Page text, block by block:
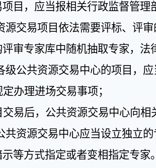
目，应当报相关行政监督管理
源交易项目依法需要评标、评
审专家库中随机抽取专家，法
级公共资源交易中心的项目，应
定办理进场交易事项；
交易后，公共资源交易中心向
共资源交易中心应当设立独立
等方式指定或者变相指定专家。